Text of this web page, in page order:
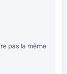
pas la même